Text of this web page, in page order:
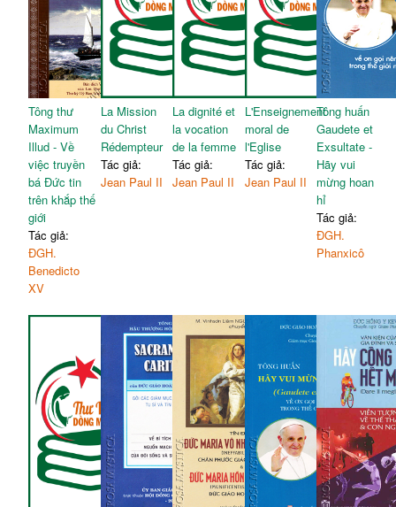
Tông thư
Maximum
Illud - Về
việc truyền
bá Đức tin
trên khắp thế
giới
Tác giả:
ĐGH.
Benedicto
XV
La Mission
du Christ
Rédempteur
Tác giả:
Jean Paul II
La dignité et
la vocation
de la femme
Tác giả:
Jean Paul II
L'Enseignement
moral de
l'Eglise
Tác giả:
Jean Paul II
Tông huấn
Gaudete et
Exsultate -
Hãy vui
mừng hoan
hỉ
Tác giả:
ĐGH.
Phanxicô